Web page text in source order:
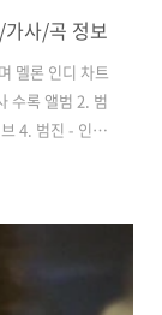
사/곡 정보
멜론 인디 차트
수록 앨범 2. 범
4. 범진 - 인사
24일 아티스
물 보기
범진의 곡
받고 있습니